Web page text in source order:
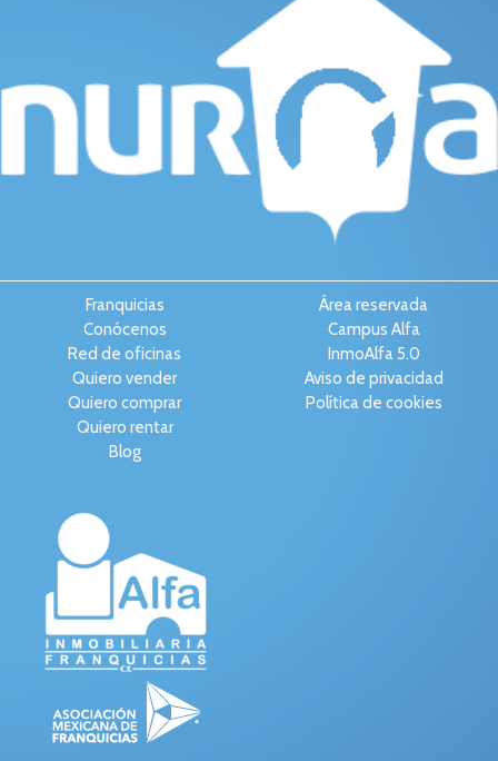
Franquicias
Conócenos
Red de oficinas
Quiero vender
Quiero comprar
Quiero rentar
Blog
Área reservada
Campus Alfa
InmoAlfa 5.0
Aviso de privacidad
Política de cookies